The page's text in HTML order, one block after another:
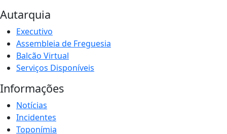
Autarquia
Executivo
Assembleia de Freguesia
Balcão Virtual
Serviços Disponíveis
Informações
Notícias
Incidentes
Toponímia